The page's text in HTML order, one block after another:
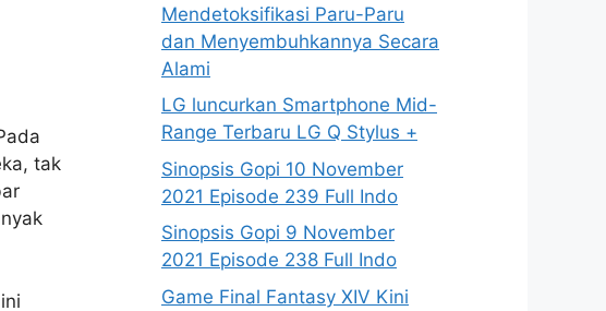
tak
Mendetoksifikasi Paru-Paru
dan Menyembuhkannya Secara
Alami
LG luncurkan Smartphone Mid-
Range Terbaru LG Q Stylus +
Sinopsis Gopi 10 November
2021 Episode 239 Full Indo
Sinopsis Gopi 9 November
2021 Episode 238 Full Indo
Game Final Fantasy XIV Kini